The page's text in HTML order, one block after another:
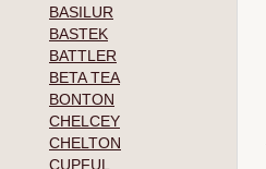
BASILUR
BASTEK
BATTLER
BETA TEA
BONTON
CHELCEY
CHELTON
CUPFUL